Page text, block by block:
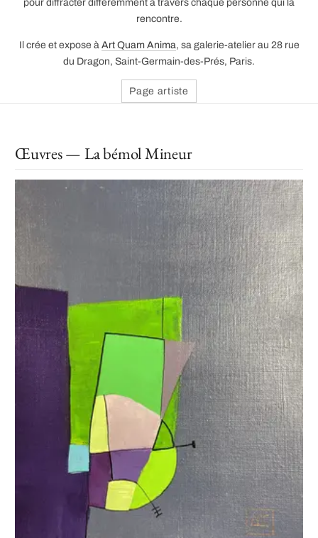
pour diffracter différemment à travers chaque personne qui la
rencontre.
Il crée et expose à Art Quam Anima, sa galerie-atelier au 28 rue
du Dragon, Saint-Germain-des-Prés, Paris.
Page artiste
Œuvres — La bémol Mineur